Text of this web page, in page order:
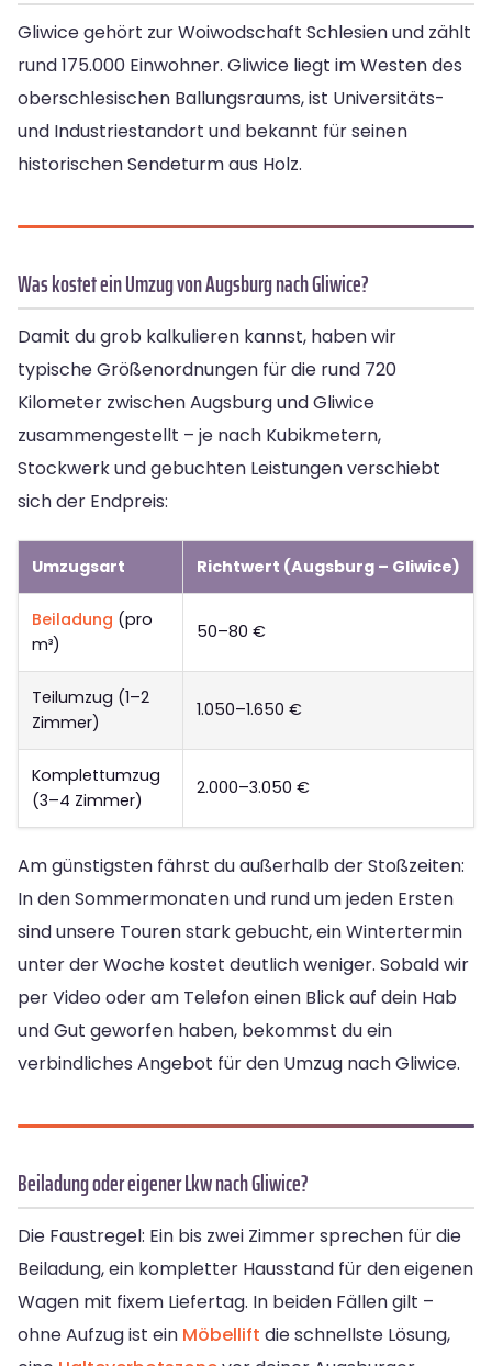
Gliwice gehört zur Woiwodschaft Schlesien und zählt
rund 175.000 Einwohner. Gliwice liegt im Westen des
oberschlesischen Ballungsraums, ist Universitäts-
und Industriestandort und bekannt für seinen
historischen Sendeturm aus Holz.
Was kostet ein Umzug von Augsburg nach Gliwice?
Damit du grob kalkulieren kannst, haben wir
typische Größenordnungen für die rund 720
Kilometer zwischen Augsburg und Gliwice
zusammengestellt – je nach Kubikmetern,
Stockwerk und gebuchten Leistungen verschiebt
sich der Endpreis:
Umzugsart Richtwert (Augsburg – Gliwice)
Beiladung (pro
m³)
50–80 €
Teilumzug (1–2
Zimmer)
1.050–1.650 €
Komplettumzug
(3–4 Zimmer)
2.000–3.050 €
Am günstigsten fährst du außerhalb der Stoßzeiten:
In den Sommermonaten und rund um jeden Ersten
sind unsere Touren stark gebucht, ein Wintertermin
unter der Woche kostet deutlich weniger. Sobald wir
per Video oder am Telefon einen Blick auf dein Hab
und Gut geworfen haben, bekommst du ein
verbindliches Angebot für den Umzug nach Gliwice.
Beiladung oder eigener Lkw nach Gliwice?
Die Faustregel: Ein bis zwei Zimmer sprechen für die
Beiladung, ein kompletter Hausstand für den eigenen
Wagen mit fixem Liefertag. In beiden Fällen gilt –
ohne Aufzug ist ein Möbellift die schnellste Lösung,